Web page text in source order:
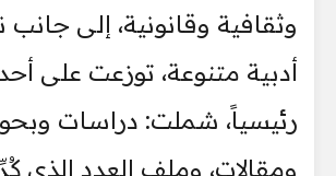
وثقافية وقانونية، إلى
أدبية متنوعة، توزعت على
رئيسياً، شملت: دراسات
ومقالات، وملف العدد الذي